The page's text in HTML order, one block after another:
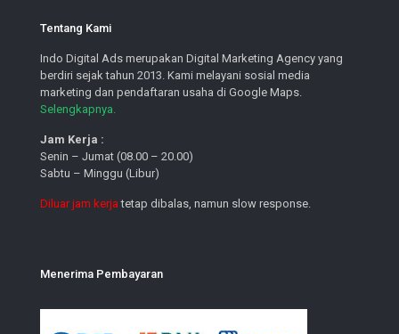
Tentang Kami
Indo Digital Ads merupakan Digital Marketing Agency yang
berdiri sejak tahun 2013. Kami melayani sosial media
marketing dan pendaftaran usaha di Google Maps.
Selengkapnya.
Jam Kerja :
Senin – Jumat (08.00 – 20.00)
Sabtu – Minggu (Libur)
Diluar jam kerja tetap dibalas, namun slow response.
Menerima Pembayaran